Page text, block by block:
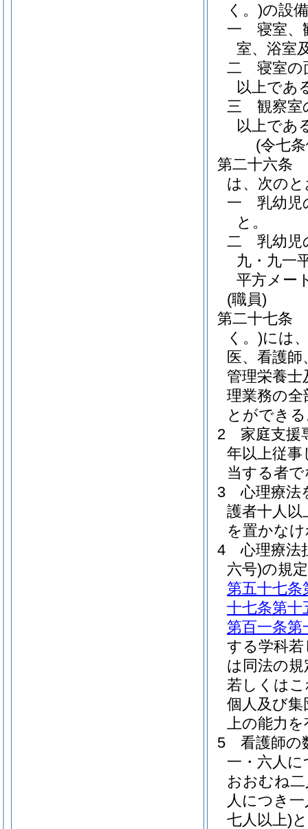
く。)の設
一
寝室、
室、浴室
二
寝室の
以上であ
三
観察室
以上であ
(令七
第二十六条
は、次の
一
乳幼児
と。
二
乳幼児
九・九一
平方メー
(職員)
第二十七条
く。)には
医、看護
管理栄養
理業務の
とができ
2
家庭支援
年以上従
当する者
3
心理療法
護者十人以
を置かな
4
心理療法
六号)の規
第五十七条
十七条第十
第百一条第
する学科
は同法の
若しくは
個人及び
上の能力
5
看護師の
一・六人
おおむね
人につき
七人以上)